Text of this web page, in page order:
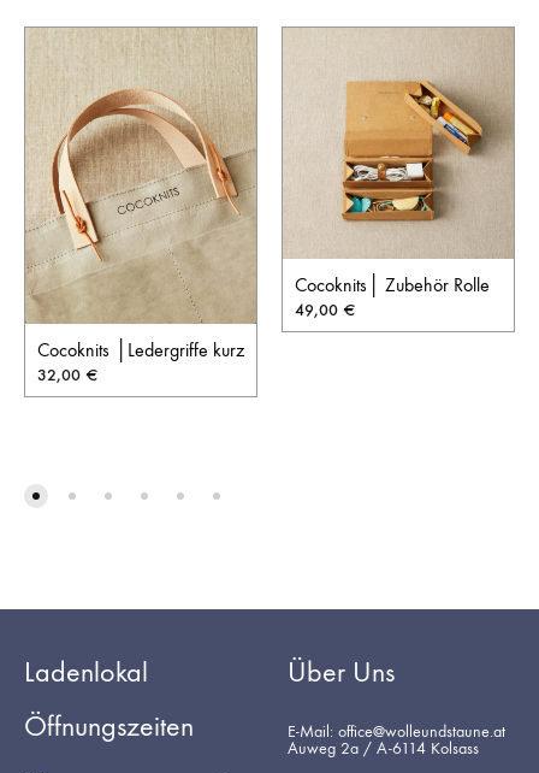
Cocoknits │Ledergriffe kurz
32,00 €
Cocoknits│ Zubehör Rolle
49,00 €
Ladenlokal
Öffnungszeiten
Über Uns
E-Mail: office@wolleundstaune.at
Auweg 2a / A-6114 Kolsass